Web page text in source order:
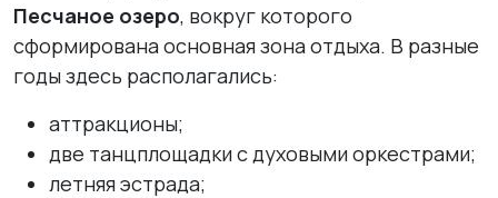
Песчаное озеро, вокруг которого
сформирована основная зона отдыха. В разные
годы здесь располагались:
аттракционы;
две танцплощадки с духовыми оркестрами;
летняя эстрада;